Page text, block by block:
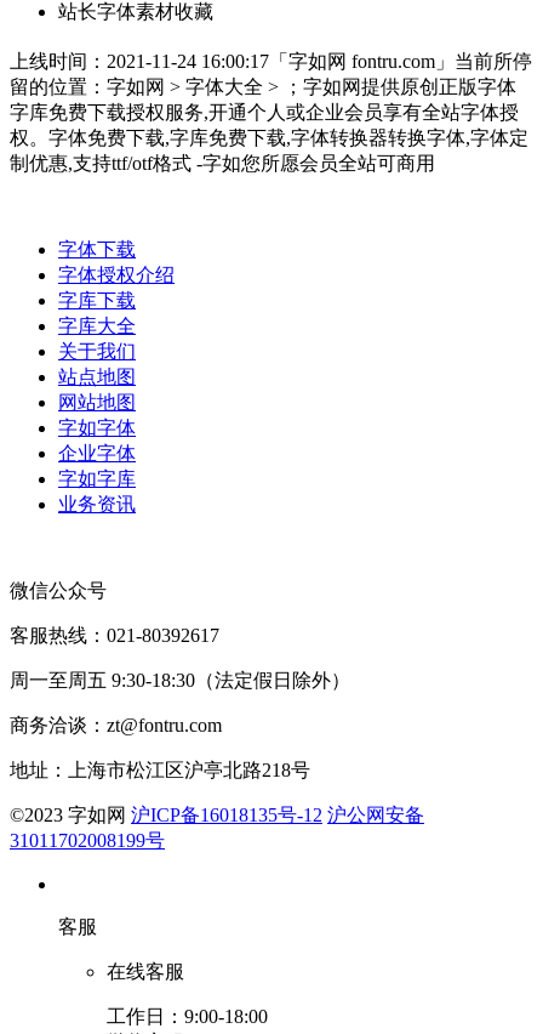
站长字体素材收藏
上线时间：2021-11-24 16:00:17「字如网 fontru.com」当前所停
留的位置：字如网 > 字体大全 > ；字如网提供原创正版字体
字库免费下载授权服务,开通个人或企业会员享有全站字体授
权。字体免费下载,字库免费下载,字体转换器转换字体,字体定
制优惠,支持ttf/otf格式 -字如您所愿会员全站可商用
字体下载
字体授权介绍
字库下载
字库大全
关于我们
站点地图
网站地图
字如字体
企业字体
字如字库
业务资讯
微信公众号
客服热线：021-80392617
周一至周五 9:30-18:30（法定假日除外）
商务洽谈：zt@fontru.com
地址：上海市松江区沪亭北路218号
©️2023 字如网 沪ICP备16018135号-12 沪公网安备
31011702008199号
客服
在线客服
工作日：9:00-18:00